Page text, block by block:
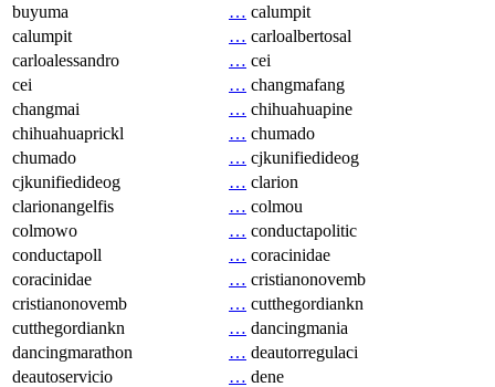
buyuma
… calumpit
calumpit
… carloalbertosal
carloalessandro
… cei
cei
… changmafang
changmai
… chihuahuapine
chihuahuaprickl
… chumado
chumado
… cjkunifiedideog
cjkunifiedideog
… clarion
clarionangelfis
… colmou
colmowo
… conductapolitic
conductapoll
… coracinidae
coracinidae
… cristianonovemb
cristianonovemb
… cutthegordiankn
cutthegordiankn
… dancingmania
dancingmarathon
… deautorregulaci
deautoservicio
… dene